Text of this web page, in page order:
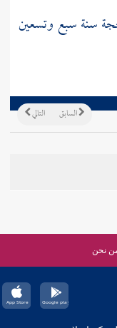
سنة سبع وتسعين
التالي السابق
نحن